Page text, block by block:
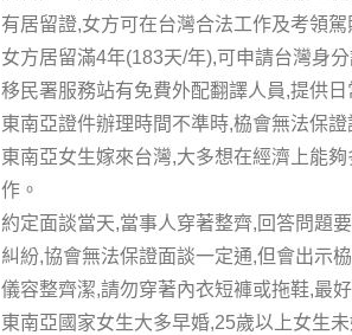
有居留證,女方可在台灣合法工作及考領駕
女方居留滿4年(183天/年),可申請台灣身
移民署服務站有免費外配翻譯人員,提供
東南亞證件辦理時間不準時,栛會無法保
東南亞女生嫁來台灣,大多想在經濟上能
作。
約定面談當天,當事人穿著整齊,回答問題
糾紛,協會無法保證面談一定通,但會出示
儀容整齊潔,請勿穿著內衣短褲或拖鞋,最
東南亞國家女生大多早婚,25歲以上女生